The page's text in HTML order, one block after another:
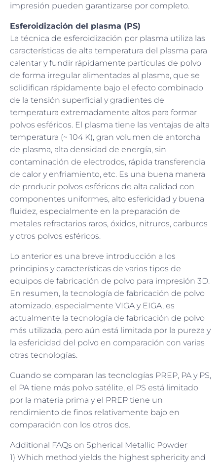
impresión pueden garantizarse por completo.
Esferoidización del plasma (PS)
La técnica de esferoidización por plasma utiliza las
características de alta temperatura del plasma para
calentar y fundir rápidamente partículas de polvo
de forma irregular alimentadas al plasma, que se
solidifican rápidamente bajo el efecto combinado
de la tensión superficial y gradientes de
temperatura extremadamente altos para formar
polvos esféricos. El plasma tiene las ventajas de alta
temperatura (~ 104 K), gran volumen de antorcha
de plasma, alta densidad de energía, sin
contaminación de electrodos, rápida transferencia
de calor y enfriamiento, etc. Es una buena manera
de producir polvos esféricos de alta calidad con
componentes uniformes, alto esfericidad y buena
fluidez, especialmente en la preparación de
metales refractarios raros, óxidos, nitruros, carburos
y otros polvos esféricos.
Lo anterior es una breve introducción a los
principios y características de varios tipos de
equipos de fabricación de polvo para impresión 3D.
En resumen, la tecnología de fabricación de polvo
atomizado, especialmente VIGA y EIGA, es
actualmente la tecnología de fabricación de polvo
más utilizada, pero aún está limitada por la pureza y
la esfericidad del polvo en comparación con varias
otras tecnologías.
Cuando se comparan las tecnologías PREP, PA y PS,
el PA tiene más polvo satélite, el PS está limitado
por la materia prima y el PREP tiene un
rendimiento de finos relativamente bajo en
comparación con los otros dos.
Additional FAQs on Spherical Metallic Powder
1) Which method yields the highest sphericity and